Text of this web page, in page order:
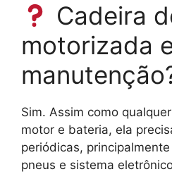
Cadeira
motorizada
Sim. Assim como
motor e bateria, ela
periódicas,
pneus e sistema